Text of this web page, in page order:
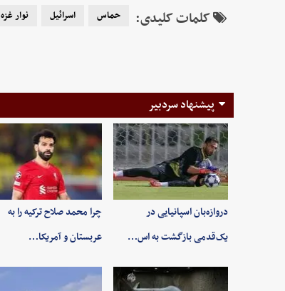
کلمات کلیدی: حماس اسرائیل نوار غزه
پیشنهاد سردبیر
دروازه‌بان اسپانیایی در
یک‌قدمی بازگشت به اس…
چرا محمد صلاح ترکیه را به
عربستان و آمریکا…